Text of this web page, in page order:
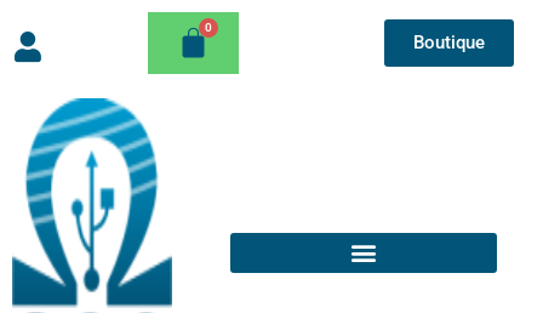
Boutique